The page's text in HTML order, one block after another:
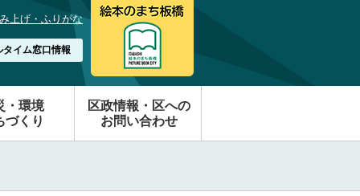
上げ・ふりがな
タイム窓口情報
・環境
づくり
区政情報・区への
お問い合わせ